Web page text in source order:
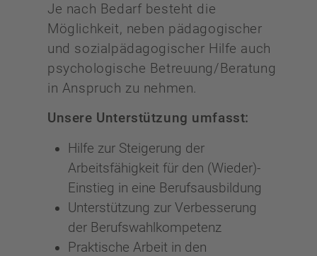
Je nach Bedarf besteht die
Möglichkeit, neben pädagogischer
und sozialpädagogischer Hilfe auch
psychologische Betreuung/Beratung
in Anspruch zu nehmen.
Unsere Unterstützung umfasst:
Hilfe zur Steigerung der
Arbeitsfähigkeit für den (Wieder)-
Einstieg in eine Berufsausbildung
Unterstützung zur Verbesserung
der Berufswahlkompetenz
Praktische Arbeit in den